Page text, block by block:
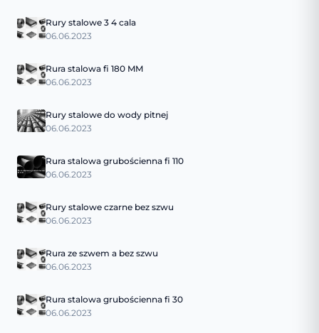
Rury stalowe 3 4 cala
06.06.2023
Rura stalowa fi 180 MM
06.06.2023
Rury stalowe do wody pitnej
06.06.2023
Rura stalowa grubościenna fi 110
06.06.2023
Rury stalowe czarne bez szwu
06.06.2023
Rura ze szwem a bez szwu
06.06.2023
Rura stalowa grubościenna fi 30
06.06.2023